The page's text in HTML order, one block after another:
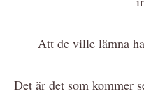
Att de ville lämna
Det är det som kommer